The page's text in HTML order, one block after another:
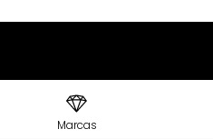
Marcas